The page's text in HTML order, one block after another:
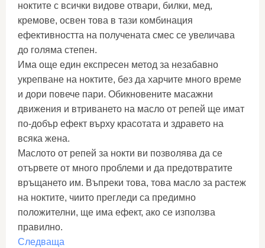
ноктите с всички видове отвари, билки, мед,
кремове, освен това в тази комбинация
ефективността на получената смес се увеличава
до голяма степен.
Има още един експресен метод за незабавно
укрепване на ноктите, без да харчите много време
и дори повече пари. Обикновените масажни
движения и втриването на масло от репей ще имат
по-добър ефект върху красотата и здравето на
всяка жена.
Маслото от репей за нокти ви позволява да се
отървете от много проблеми и да предотвратите
връщането им. Въпреки това, това масло за растеж
на ноктите, чиито прегледи са предимно
положителни, ще има ефект, ако се използва
правилно.
Следваща